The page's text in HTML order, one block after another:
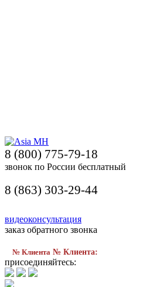
8 (800) 775-79-18
звонок по России бесплатный
8 (863) 303-29-44
видеоконсультация
заказ обратного звонка
№ Клиента № Клиента:
присоединяйтесь: